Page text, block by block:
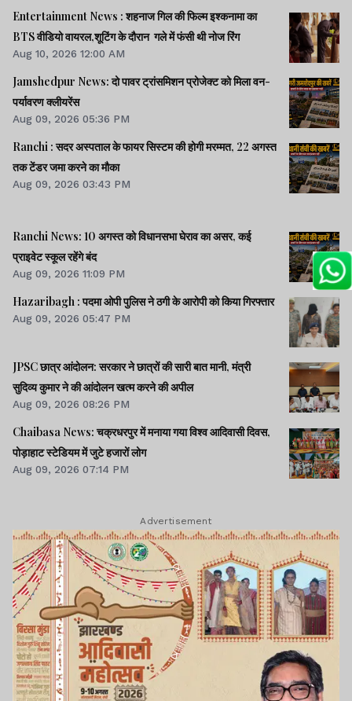
Entertainment News : शहनाज गिल की फिल्म इश्कनामा का
BTS वीडियो वायरल,शूटिंग के दौरान गले में फंसी थी नोज रिंग
Aug 10, 2026 12:00 AM
Jamshedpur News: दो पावर ट्रांसमिशन प्रोजेक्ट को मिला वन-
पर्यावरण क्लीयरेंस
Aug 09, 2026 05:36 PM
Ranchi : सदर अस्पताल के फायर सिस्टम की होगी मरम्मत, 22 अगस्त
तक टेंडर जमा करने का मौका
Aug 09, 2026 03:43 PM
Ranchi News: 10 अगस्त को विधानसभा घेराव का असर, कई
प्राइवेट स्कूल रहेंगे बंद
Aug 09, 2026 11:09 PM
Hazaribagh : पदमा ओपी पुलिस ने ठगी के आरोपी को किया गिरफ्तार
Aug 09, 2026 05:47 PM
JPSC छात्र आंदोलन: सरकार ने छात्रों की सारी बात मानी, मंत्री
सुदिव्य कुमार ने की आंदोलन खत्म करने की अपील
Aug 09, 2026 08:26 PM
Chaibasa News: चक्रधरपुर में मनाया गया विश्व आदिवासी दिवस,
पोड़ाहाट स्टेडियम में जुटे हजारों लोग
Aug 09, 2026 07:14 PM
Advertisement